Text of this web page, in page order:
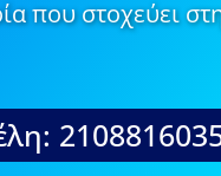
που στοχεύει